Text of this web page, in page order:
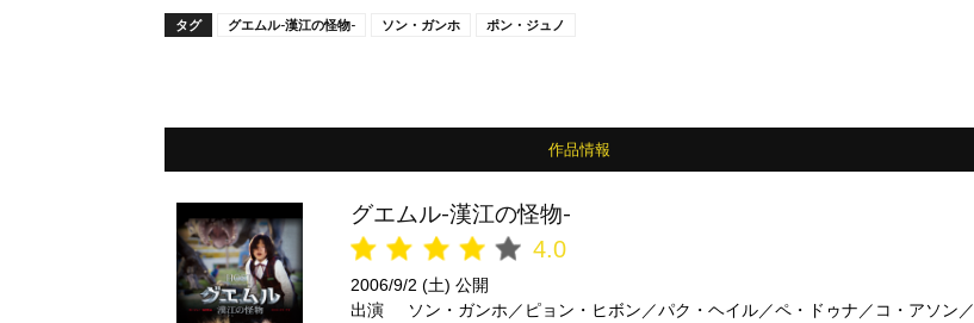
タグ グエムル-漢江の怪物- ソン・ガンホ ポン・ジュノ
作品情報
グエムル-漢江の怪物-
4.0
2006/9/2 (土) 公開
出演
ソン・ガンホ／ピョン・ヒボン／パク・ヘイル／ペ・ドゥナ／コ・アソン／